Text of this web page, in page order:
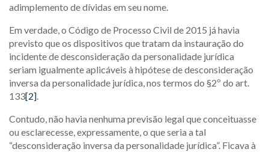
adimplemento de dívidas em seu nome.
Em verdade, o Código de Processo Civil de 2015 já havia
previsto que os dispositivos que tratam da instauração do
incidente de desconsideração da personalidade jurídica
seriam igualmente aplicáveis à hipótese de desconsideração
inversa da personalidade jurídica, nos termos do §2º do art.
133[2].
Contudo, não havia nenhuma previsão legal que conceituasse
ou esclarecesse, expressamente, o que seria a tal
“desconsideração inversa da personalidade jurídica”. Ficava à